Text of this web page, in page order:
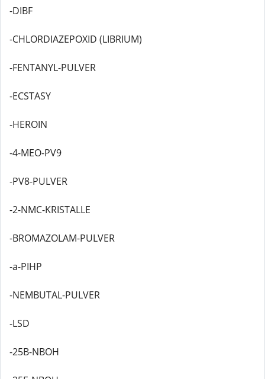
-DIBF
-CHLORDIAZEPOXID (LIBRIUM)
-FENTANYL-PULVER
-ECSTASY
-HEROIN
-4-MEO-PV9
-PV8-PULVER
-2-NMC-KRISTALLE
-BROMAZOLAM-PULVER
-a-PIHP
-NEMBUTAL-PULVER
-LSD
-25B-NBOH